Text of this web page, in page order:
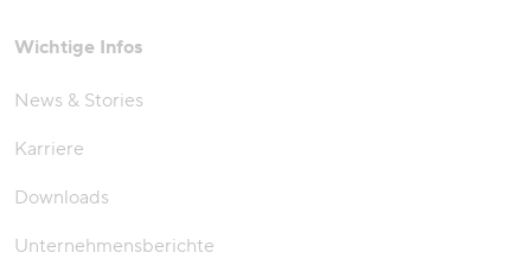
Wichtige Infos
News & Stories
Karriere
Downloads
Unternehmensberichte